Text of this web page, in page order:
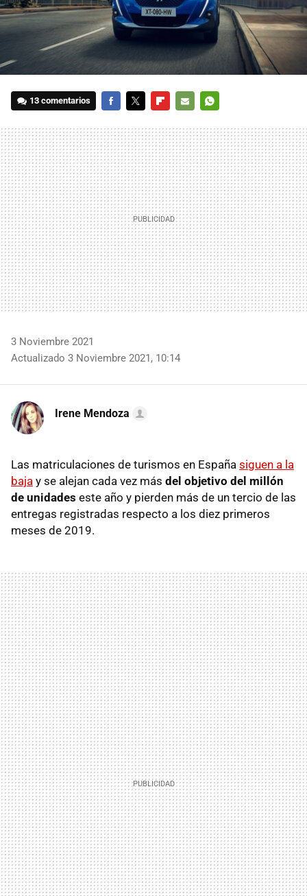
13 comentarios
MAIL
3 Noviembre 2021
Actualizado 3 Noviembre 2021, 10:14
Irene Mendoza
Las matriculaciones de turismos en España siguen a la
baja y se alejan cada vez más del objetivo del millón
de unidades este año y pierden más de un tercio de las
entregas registradas respecto a los diez primeros
meses de 2019.